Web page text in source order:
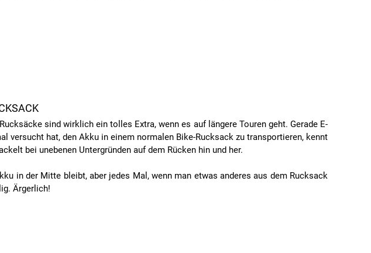
sind wirklich ein tolles Extra, wenn es auf längere Touren geht. Gerade E-
versucht hat, den Akku in einem normalen Bike-Rucksack zu transportieren, kennt
bei unebenen Untergründen auf dem Rücken hin und her.
in der Mitte bleibt, aber jedes Mal, wenn man etwas anderes aus dem Rucksack
Ärgerlich!